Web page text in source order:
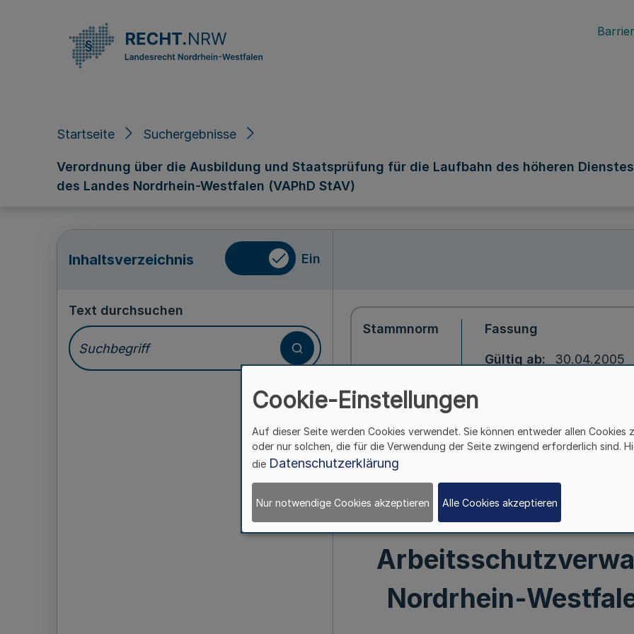
Startseite Suchergebnisse
Verordnung über die Ausbildung und Staatsprüfung für die Laufbahn des höheren
des Landes Nordrhein-Westfalen (VAPhD StAV)
Inhaltsverzeichnis Ein
Text durchsuchen
Stammnorm
Fassung
Gültig ab
30.04.2005
Verordnung über
Staatsprüfung für
höheren Dienstes
Nordrhein-
Cookie-Einstellungen
Auf dieser Seite werden Cookies verwendet. Sie können entweder allen Cookies
oder nur solchen, die für die Verwendung der Seite zwingend erforderlich sind.
die Datenschutzerklärung
Nur notwendige Cookies akzeptieren Alle Cookies akzeptieren